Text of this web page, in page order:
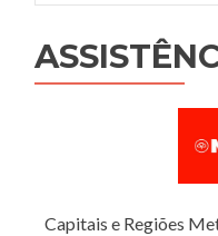
Capitais e Regiões